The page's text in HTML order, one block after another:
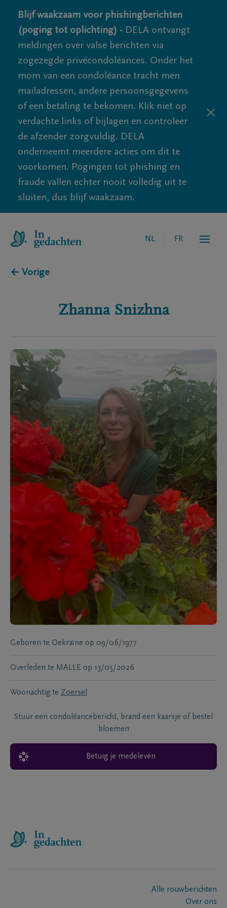
Blijf waakzaam voor phishingberichten
(poging tot oplichting) - DELA ontvangt
meldingen over valse berichten via
zogezegde privécondoléances. Onder het
mom van een condoléance tracht men
mailadressen, andere persoonsgegevens
of een betaling te bekomen. Klik niet op
verdachte links of bijlagen en controleer
de afzender zorgvuldig. DELA
onderneemt meerdere acties om dit te
voorkomen. Pogingen tot phishing en
fraude vallen echter nooit volledig uit te
sluiten, dus blijf waakzaam.
NL FR
← Vorige
Zhanna Snizhna
Geboren te Oekraïne op 09/06/1977
Overleden te MALLE op 13/05/2026
Woonachtig te Zoersel
Stuur een condoléancebericht, brand een kaarsje of bestel
bloemen
Betuig je medeleven
Alle rouwberichten
Over ons